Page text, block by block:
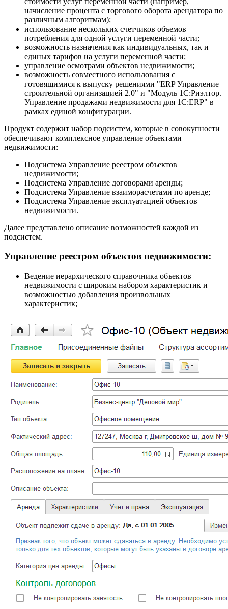
начисление процента с торгового оборота арендатора по
различным алгоритмам);
использование нескольких счетчиков объемов
потребления для одной услуги переменной части;
возможность назначения как индивидуальных, так и
единых тарифов на услуги переменной части;
управление осмотрами объектов недвижимости;
возможность совместного использования с
готовящимися к выпуску решениями "ERP Управление
строительной организацией 2.0" и "Модуль 1С:Риэлтор.
Управление продажами недвижимости для 1С:ERP" в
рамках единой конфигурации.
Продукт содержит набор подсистем, которые в совокупности
обеспечивают комплексное управление объектами
недвижимости:
Подсистема Управление реестром объектов
недвижимости;
Подсистема Управление договорами аренды;
Подсистема Управление взаиморасчетами по аренде;
Подсистема Управление эксплуатацией объектов
недвижимости.
Далее представлено описание возможностей каждой из
подсистем.
Управление реестром объектов недвижимости:
Ведение иерархического справочника объектов
недвижимости с широким набором характеристик и
возможностью добавления произвольных
характеристик;